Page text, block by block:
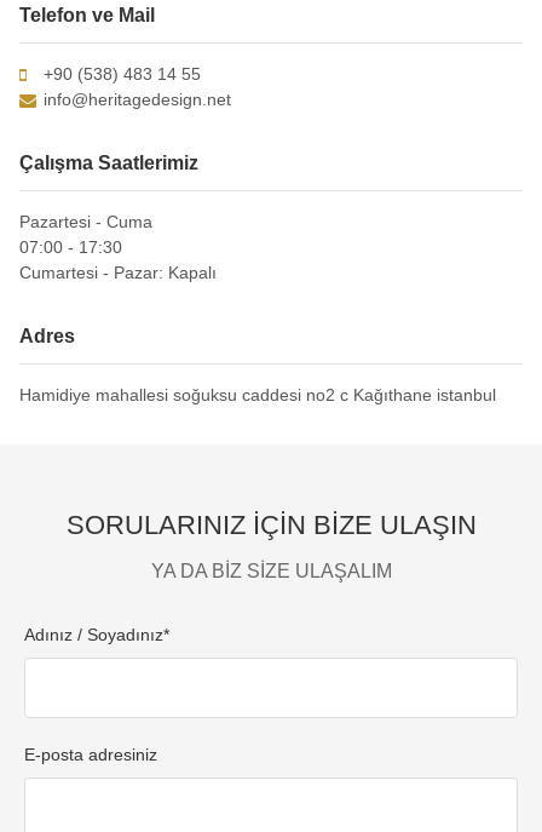
Telefon ve Mail
+90 (538) 483 14 55
info@heritagedesign.net
Çalışma Saatlerimiz
Pazartesi - Cuma
07:00 - 17:30
Cumartesi - Pazar: Kapalı
Adres
Hamidiye mahallesi soğuksu caddesi no2 c Kağıthane istanbul
SORULARINIZ İÇİN BİZE ULAŞIN
YA DA BİZ SİZE ULAŞALIM
Adınız / Soyadınız*
E-posta adresiniz